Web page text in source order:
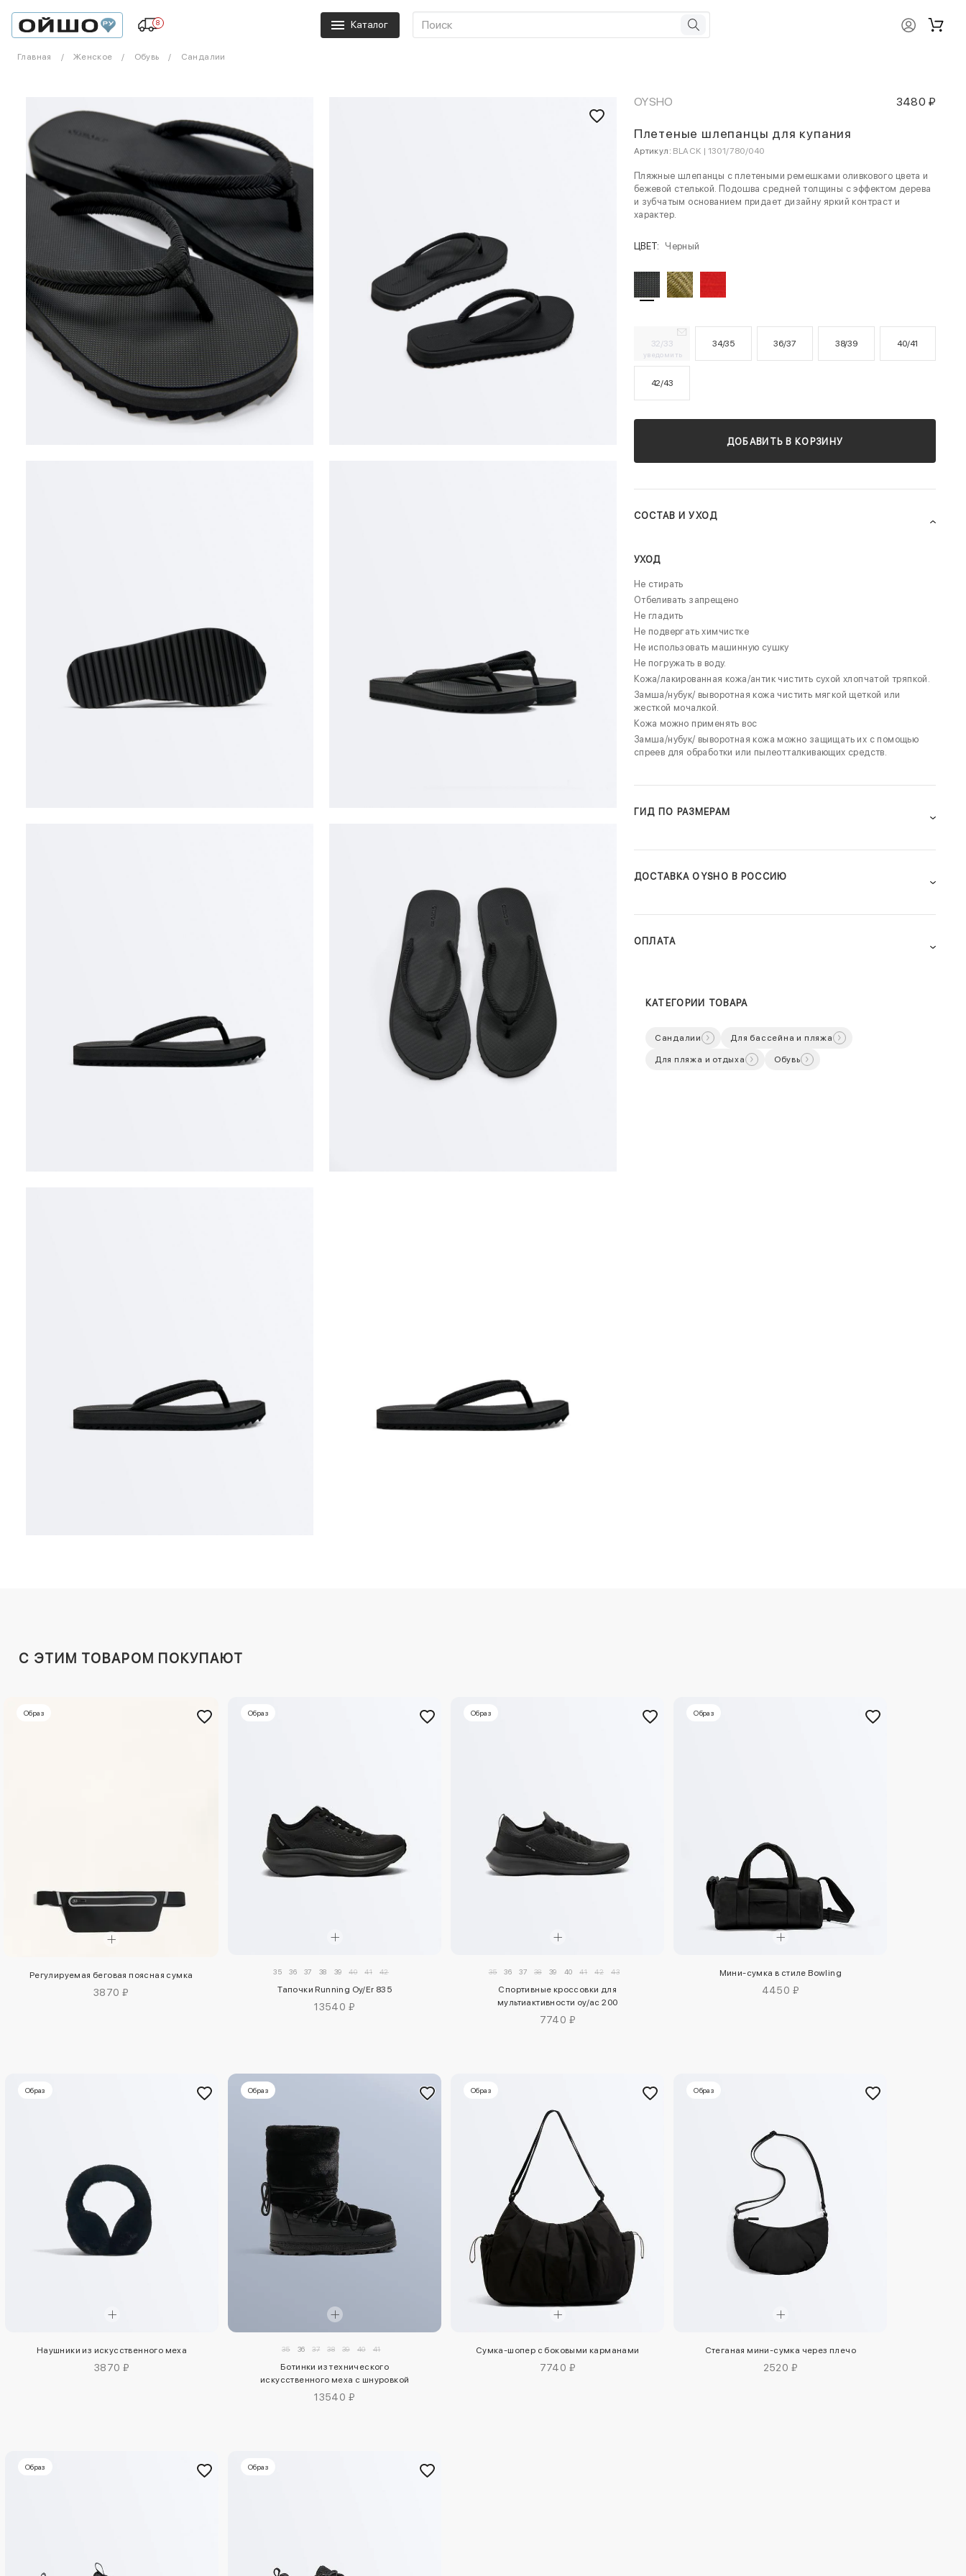
8 Каталог
Главная Женское Обувь Сандалии
OYSHO 3480 ₽
Плетеные шлепанцы для купания
Артикул: BLACK | 1301/780/040
Пляжные шлепанцы с плетеными ремешками оливкового цвета и
бежевой стелькой. Подошва средней толщины с эффектом дерева
и зубчатым основанием придает дизайну яркий контраст и
характер.
ЦВЕТ: Черный
32/33
уведомить
34/35 36/37 38/39 40/41
42/43
ДОБАВИТЬ В КОРЗИНУ
СОСТАВ И УХОД
УХОД
Не стирать
Отбеливать запрещено
Не гладить
Не подвергать химчистке
Не использовать машинную сушку
Не погружать в воду.
Кожа/лакированная кожа/антик чистить сухой хлопчатой тряпкой.
Замша/нубук/ выворотная кожа чистить мягкой щеткой или
жесткой мочалкой.
Кожа можно применять вос
Замша/нубук/ выворотная кожа можно защищать их с помощью
спреев для обработки или пылеотталкивающих средств.
ГИД ПО РАЗМЕРАМ
ДОСТАВКА OYSHO В РОССИЮ
ОПЛАТА
КАТЕГОРИИ ТОВАРА
Сандалии Для бассейна и пляжа
Для пляжа и отдыха Обувь
C ЭТИМ ТОВАРОМ ПОКУПАЮТ
Образ
Регулируемая беговая поясная сумка
3870 ₽
Образ
35 36 37 38 39 40 41 42
Тапочки Running Oy/Er 835
13540 ₽
Образ
35 36 37 38 39 40 41 42 43
Спортивные кроссовки для
мультиактивности oy/ac 200
7740 ₽
Образ
Мини-сумка в стиле Bowling
4450 ₽
Образ
Наушники из искусственного меха
3870 ₽
Образ
35 36 37 38 39 40 41
Ботинки из технического
искусственного меха с шнуровкой
13540 ₽
Образ
Сумка-шопер с боковыми карманами
7740 ₽
Образ
Стеганая мини-сумка через плечо
2520 ₽
Образ Образ